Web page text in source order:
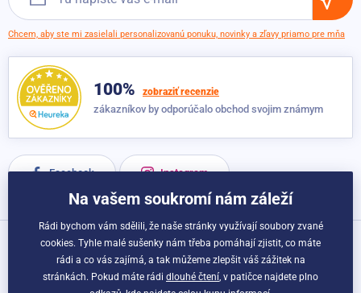
Chcem, aby ste mi zasielali personalizovanú ponuku, novinky a zľavy priamo pre mňa
100% zobraziť recenzie
zákazníkov by odporúčalo obchod svojim známym
Facebook Instagram
Možnosti dopravy a platby:
Na vašem soukromí nám záleží
Rádi bychom vám sdělili, že naše stránky využívají soubory zvané
cookies. Tyhle malé sušenky nám třeba pomáhají zjistit, co máte
rádi a co vás zajímá, a tak můžeme zlepšit váš zážitek na
stránkách. Pokud máte rádi dlouhé čtení, v patičce najdete plno